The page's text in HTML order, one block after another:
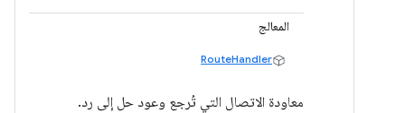
المعالج
RouteHandler
معاودة الاتصال التي تُرجع وعود حل إلى رد.